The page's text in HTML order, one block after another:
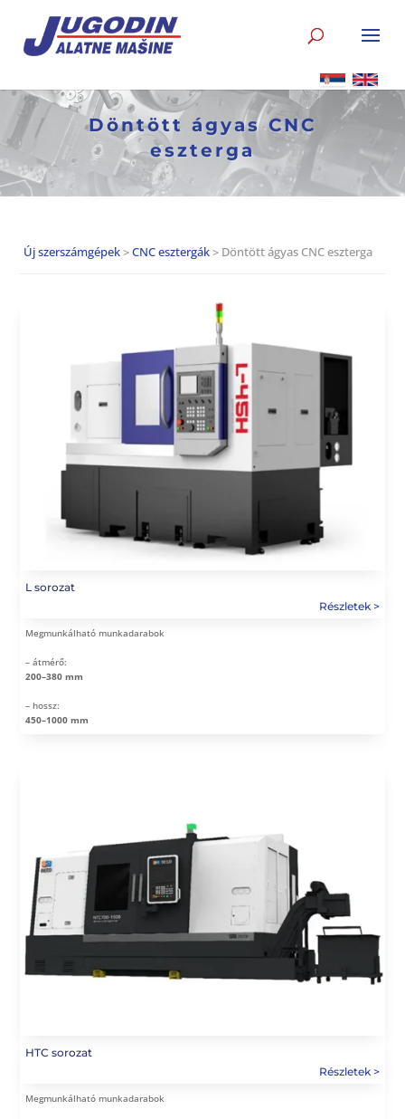
Döntött ágyas CNC
eszterga
Új szerszámgépek>CNC esztergák> Döntött ágyas CNC eszterga
L sorozat
Megmunkálható munkadarabok
– átmérő:
200–380 mm
– hossz:
450–1000 mm
HTC sorozat
Megmunkálható munkadarabok